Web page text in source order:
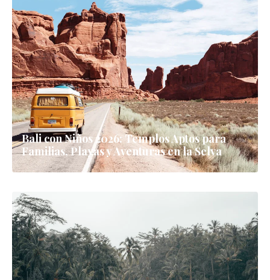
Bali en Julio-Agosto: Cómo Dominar la
Temporada Alta como un Experto
7 días